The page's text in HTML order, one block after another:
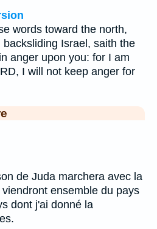
words toward the north,
Israel, saith the
anger upon you: for I am
I will not keep anger for
de Juda marchera avec la
ensemble du pays
dont j'ai donné la